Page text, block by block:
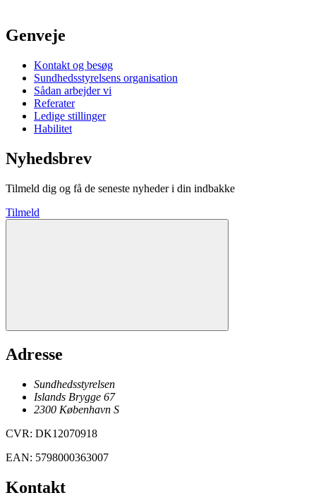
Genveje
Kontakt og besøg
Sundhedsstyrelsens organisation
Sådan arbejder vi
Referater
Ledige stillinger
Habilitet
Nyhedsbrev
Tilmeld dig og få de seneste nyheder i din indbakke
Tilmeld
Adresse
Sundhedsstyrelsen
Islands Brygge 67
2300 København S
CVR: DK12070918
EAN: 5798000363007
Kontakt